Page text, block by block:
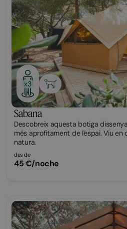
x3
Sabana
Descobreix aquesta botiga
més aprofitament de l'espai. Viu
natura.
des de
45 €/noche
Glamping